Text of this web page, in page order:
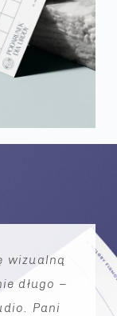
wizualną
długo –
Pani